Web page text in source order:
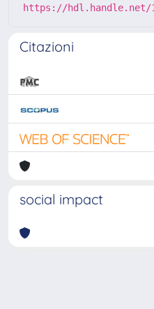
https://hdl.handle.net/
Citazioni
social impact